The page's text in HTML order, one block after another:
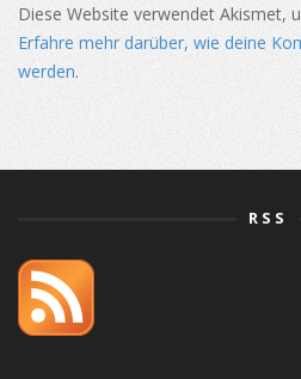
Diese Website verwendet Akismet,
Erfahre mehr darüber, wie deine
werden.
RSS